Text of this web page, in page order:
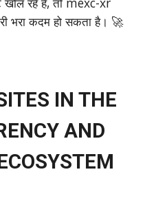
भरा कदम हो सकता है। 🚀
IN THE
AND